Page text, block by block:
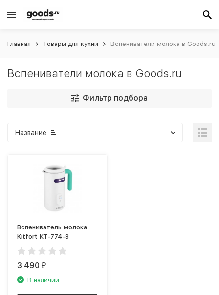
Главная Товары для кухни Вспениватели молока в Goods.ru
Вспениватели молока в Goods.ru
Фильтр подбора
Название
Вспениватель молока
Kitfort КТ-774-3
3 490₽
В наличии